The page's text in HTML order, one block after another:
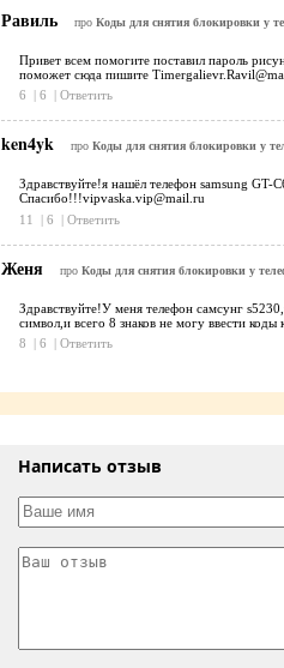
Равиль про Коды для снятия блокировки у
Привет всем помогите поставил пароль
поможет сюда пишите
6
| 6 | Ответить
ken4yk про Коды для снятия блокировки у
Здравствуйте!я нашёл телефон samsung
Спасибо!!!vipvaska.vip@mail.ru
11
| 6 | Ответить
Женя про Коды для снятия блокировки у
Здравствуйте!У меня телефон самсунг
символ,и всего 8 знаков не могу ввести
8
| 6 | Ответить
Написать отзыв